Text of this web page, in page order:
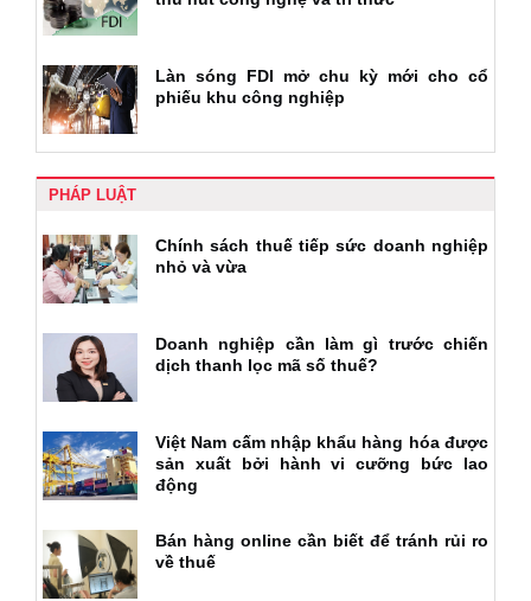
Làn sóng FDI mở chu kỳ mới cho cổ
phiếu khu công nghiệp
PHÁP LUẬT
Chính sách thuế tiếp sức doanh nghiệp
nhỏ và vừa
Doanh nghiệp cần làm gì trước chiến
dịch thanh lọc mã số thuế?
Việt Nam cấm nhập khẩu hàng hóa được
sản xuất bởi hành vi cưỡng bức lao
động
Bán hàng online cần biết để tránh rủi ro
về thuế